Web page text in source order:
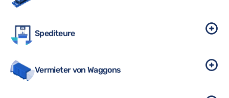
Spediteure
Vermieter von Waggons